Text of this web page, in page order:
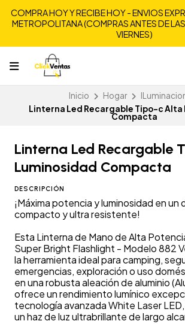
COMPRA HOY Y RECIBE HOY - ENVIOS
METROPOLITANA (COMPRAS ANTES DE
VIERNES)
Inicio Hogar
Linterna Led Recargable Tipo-c Alta
Compacta
Linterna Led Recargable
Luminosidad Compacta
DESCRIPCIÓN
¡Máxima potencia y luminosidad en un
compacto y ultra resistente!
Esta Linterna de Mano de Alta
Super Bright Flashlight - Modelo 882
la herramienta ideal para camping,
emergencias, exploración o uso
en una robusta aleación de aluminio
ofrece un rendimiento lumínico
tecnología avanzada White Laser
un haz de luz ultrabrillante de largo